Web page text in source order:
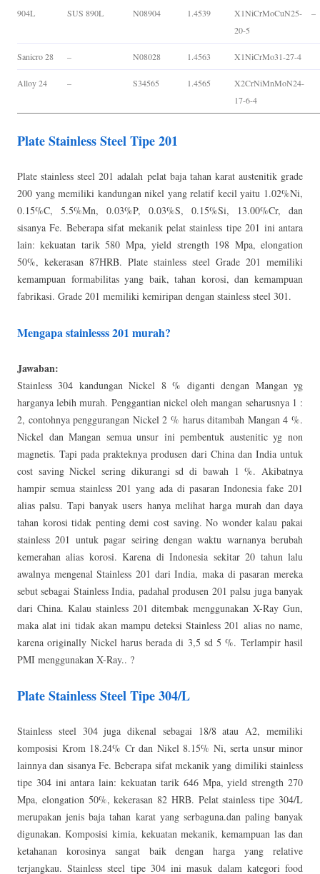
904L SUS 890L N08904 1.4539
X1NiCrMoCuN25-
20-5
–
Sanicro 28 – N08028 1.4563 X1NiCrMo31-27-4
Alloy 24 – S34565 1.4565
X2CrNiMnMoN24-
17-6-4
Plate Stainless Steel Tipe 201
Plate stainless steel 201 adalah pelat baja tahan karat austenitik grade
200 yang memiliki kandungan nikel yang relatif kecil yaitu 1.02%Ni,
0.15%C, 5.5%Mn, 0.03%P, 0.03%S, 0.15%Si, 13.00%Cr, dan
sisanya Fe. Beberapa sifat mekanik pelat stainless tipe 201 ini antara
lain: kekuatan tarik 580 Mpa, yield strength 198 Mpa, elongation
50%, kekerasan 87HRB. Plate stainless steel Grade 201 memiliki
kemampuan formabilitas yang baik, tahan korosi, dan kemampuan
fabrikasi. Grade 201 memiliki kemiripan dengan stainless steel 301.
Mengapa stainlesss 201 murah?
Jawaban:
Stainless 304 kandungan Nickel 8 % diganti dengan Mangan yg
harganya lebih murah. Penggantian nickel oleh mangan seharusnya 1 :
2, contohnya penggurangan Nickel 2 % harus ditambah Mangan 4 %.
Nickel dan Mangan semua unsur ini pembentuk austenitic yg non
magnetis. Tapi pada prakteknya produsen dari China dan India untuk
cost saving Nickel sering dikurangi sd di bawah 1 %. Akibatnya
hampir semua stainless 201 yang ada di pasaran Indonesia fake 201
alias palsu. Tapi banyak users hanya melihat harga murah dan daya
tahan korosi tidak penting demi cost saving. No wonder kalau pakai
stainless 201 untuk pagar seiring dengan waktu warnanya berubah
kemerahan alias korosi. Karena di Indonesia sekitar 20 tahun lalu
awalnya mengenal Stainless 201 dari India, maka di pasaran mereka
sebut sebagai Stainless India, padahal produsen 201 palsu juga banyak
dari China. Kalau stainless 201 ditembak menggunakan X-Ray Gun,
maka alat ini tidak akan mampu deteksi Stainless 201 alias no name,
karena originally Nickel harus berada di 3,5 sd 5 %. Terlampir hasil
PMI menggunakan X-Ray.. ?
Plate Stainless Steel Tipe 304/L
Stainless steel 304 juga dikenal sebagai 18/8 atau A2, memiliki
komposisi Krom 18.24% Cr dan Nikel 8.15% Ni, serta unsur minor
lainnya dan sisanya Fe. Beberapa sifat mekanik yang dimiliki stainless
tipe 304 ini antara lain: kekuatan tarik 646 Mpa, yield strength 270
Mpa, elongation 50%, kekerasan 82 HRB. Pelat stainless tipe 304/L
merupakan jenis baja tahan karat yang serbaguna.dan paling banyak
digunakan. Komposisi kimia, kekuatan mekanik, kemampuan las dan
ketahanan korosinya sangat baik dengan harga yang relative
terjangkau. Stainless steel tipe 304 ini masuk dalam kategori food